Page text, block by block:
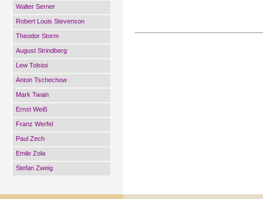
Walter Serner
Robert Louis Stevenson
Theodor Storm
August Strindberg
Lew Tolstoi
Anton Tschechow
Mark Twain
Ernst Weiß
Franz Werfel
Paul Zech
Emile Zola
Stefan Zweig